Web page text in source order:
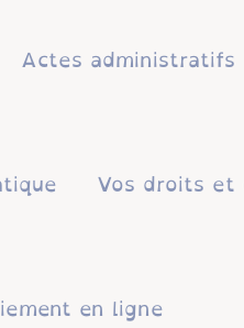
Actes administratifs
Vos droits et
en ligne